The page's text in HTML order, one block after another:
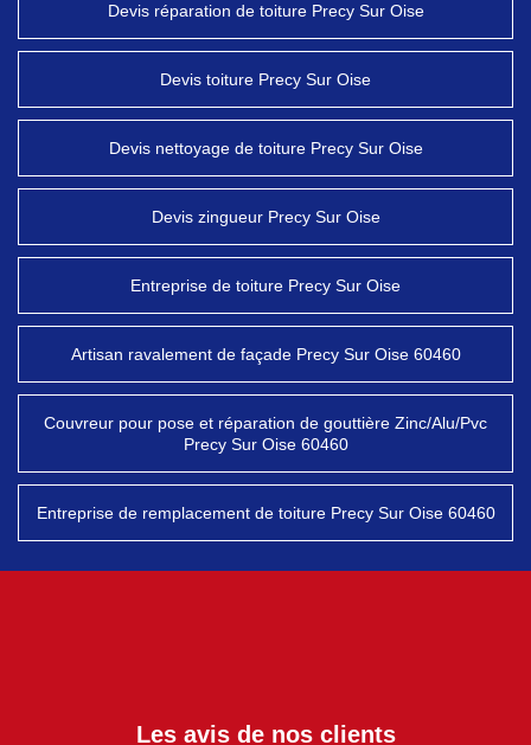
Devis réparation de toiture Precy Sur Oise
Devis toiture Precy Sur Oise
Devis nettoyage de toiture Precy Sur Oise
Devis zingueur Precy Sur Oise
Entreprise de toiture Precy Sur Oise
Artisan ravalement de façade Precy Sur Oise 60460
Couvreur pour pose et réparation de gouttière Zinc/Alu/Pvc
Precy Sur Oise 60460
Entreprise de remplacement de toiture Precy Sur Oise 60460
Les avis de nos clients